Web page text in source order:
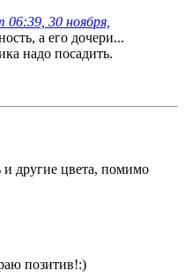
30 ноября,
а его дочери...
надо посадить.
и другие цвета, помимо
позитив!:)